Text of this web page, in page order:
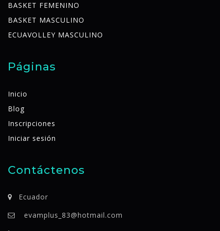
BASKET FEMENINO
BASKET MASCULINO
ECUAVOLLEY MASCULINO
Páginas
Inicio
Blog
Inscripciones
Iniciar sesión
Contáctenos
Ecuador
evamplus_83@hotmail.com